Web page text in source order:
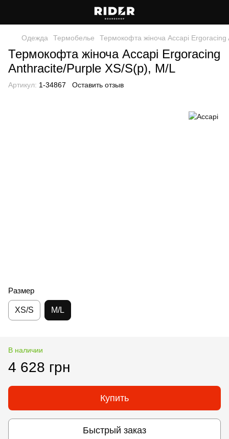
Одежда Термобелье Термокофта жіноча Accapi
Термокофта жіноча Accapi Ergoracing
Anthracite/Purple XS/S(р), M/L
Артикул: 1-34867 Оставить отзыв
Размер
XS/S M/L
В наличии
4 628 грн
Купить
Быстрый заказ